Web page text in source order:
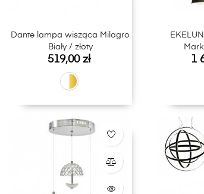
Dante lampa wisząca Milagro
Biały / złoty
Cena
519,00 zł 1